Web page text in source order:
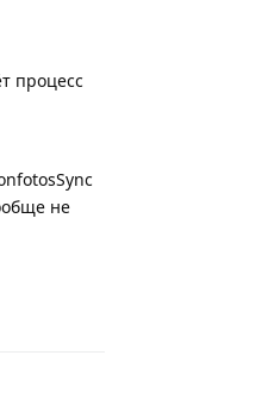
процесс
не